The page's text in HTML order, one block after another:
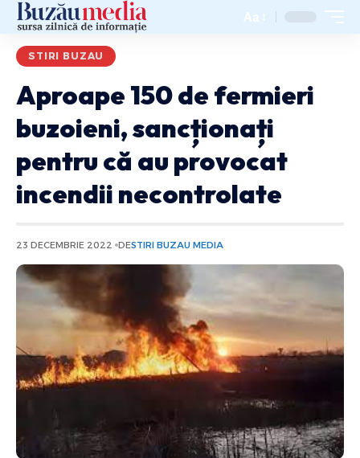
Aa
STIRI BUZAU
Aproape 150 de fermieri
buzoieni, sancționați
pentru că au provocat
incendii necontrolate
23 DECEMBRIE 2022 DESTIRI BUZAU MEDIA